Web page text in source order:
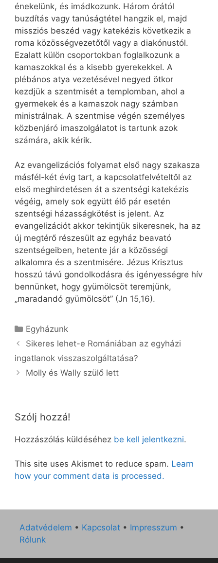
énekelünk, és imádkozunk. Három órától
buzdítás vagy tanúságtétel hangzik el, majd
missziós beszéd vagy katekézis következik a
roma közösségvezetőtől vagy a diakónustól.
Ezalatt külön csoportokban foglalkozunk a
kamaszokkal és a kisebb gyerekekkel. A
plébános atya vezetésével negyed ötkor
kezdjük a szentmisét a templomban, ahol a
gyermekek és a kamaszok nagy számban
ministrálnak. A szentmise végén személyes
közbenjáró imaszolgálatot is tartunk azok
számára, akik kérik.
Az evangelizációs folyamat első nagy szakasza
másfél-két évig tart, a kapcsolatfelvételtől az
első meghirdetésen át a szentségi katekézis
végéig, amely sok együtt élő pár esetén
szentségi házasságkötést is jelent. Az
evangelizációt akkor tekintjük sikeresnek, ha az
új megtérő részesült az egyház beavató
szentségeiben, hetente jár a közösségi
alkalomra és a szentmisére. Jézus Krisztus
hosszú távú gondolkodásra és igényességre hív
bennünket, hogy gyümölcsöt teremjünk,
„maradandó gyümölcsöt” (Jn 15,16).
Kategória
Egyházunk
Sikeres lehet-e Romániában az egyházi
ingatlanok visszaszolgáltatása?
Molly és Wally szülő lett
Szólj hozzá!
Hozzászólás küldéséhez be kell jelentkezni.
This site uses Akismet to reduce spam. Learn
how your comment data is processed.
Adatvédelem • Kapcsolat • Impresszum •
Rólunk